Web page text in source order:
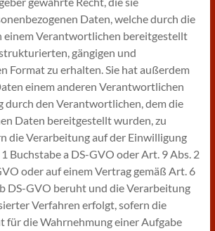
Daten, welche durch die
einem Verantwortlichen bereitgestellt
gängigen und
Format zu erhalten. Sie hat außerdem
einem anderen Verantwortlichen
durch den Verantwortlichen, dem die
Daten bereitgestellt wurden, zu
die Verarbeitung auf der Einwilligung
Buchstabe a DS-GVO oder Art. 9 Abs. 2
oder auf einem Vertrag gemäß Art. 6
DS-GVO beruht und die Verarbeitung
Verfahren erfolgt, sofern die
für die Wahrnehmung einer Aufgabe